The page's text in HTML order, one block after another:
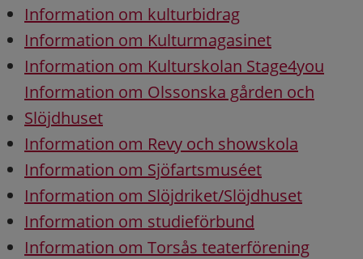
Information om kulturbidrag
Information om Kulturmagasinet
Information om Kulturskolan Stage4you
Information om Olssonska gården och
Slöjdhuset
Information om Revy och showskola
Information om Sjöfartsmuséet
Information om Slöjdriket/Slöjdhuset
Information om studieförbund
Information om Torsås teaterförening